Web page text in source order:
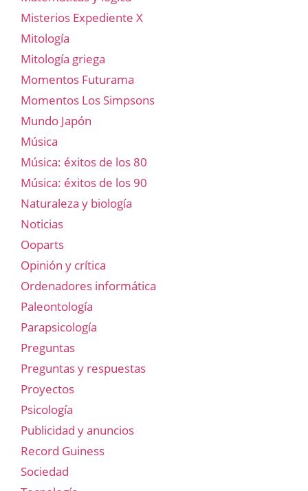
Misterios Expediente X
Mitología
Mitología griega
Momentos Futurama
Momentos Los Simpsons
Mundo Japón
Música
Música: éxitos de los 80
Música: éxitos de los 90
Naturaleza y biología
Noticias
Ooparts
Opinión y crítica
Ordenadores informática
Paleontología
Parapsicología
Preguntas
Preguntas y respuestas
Proyectos
Psicología
Publicidad y anuncios
Record Guiness
Sociedad